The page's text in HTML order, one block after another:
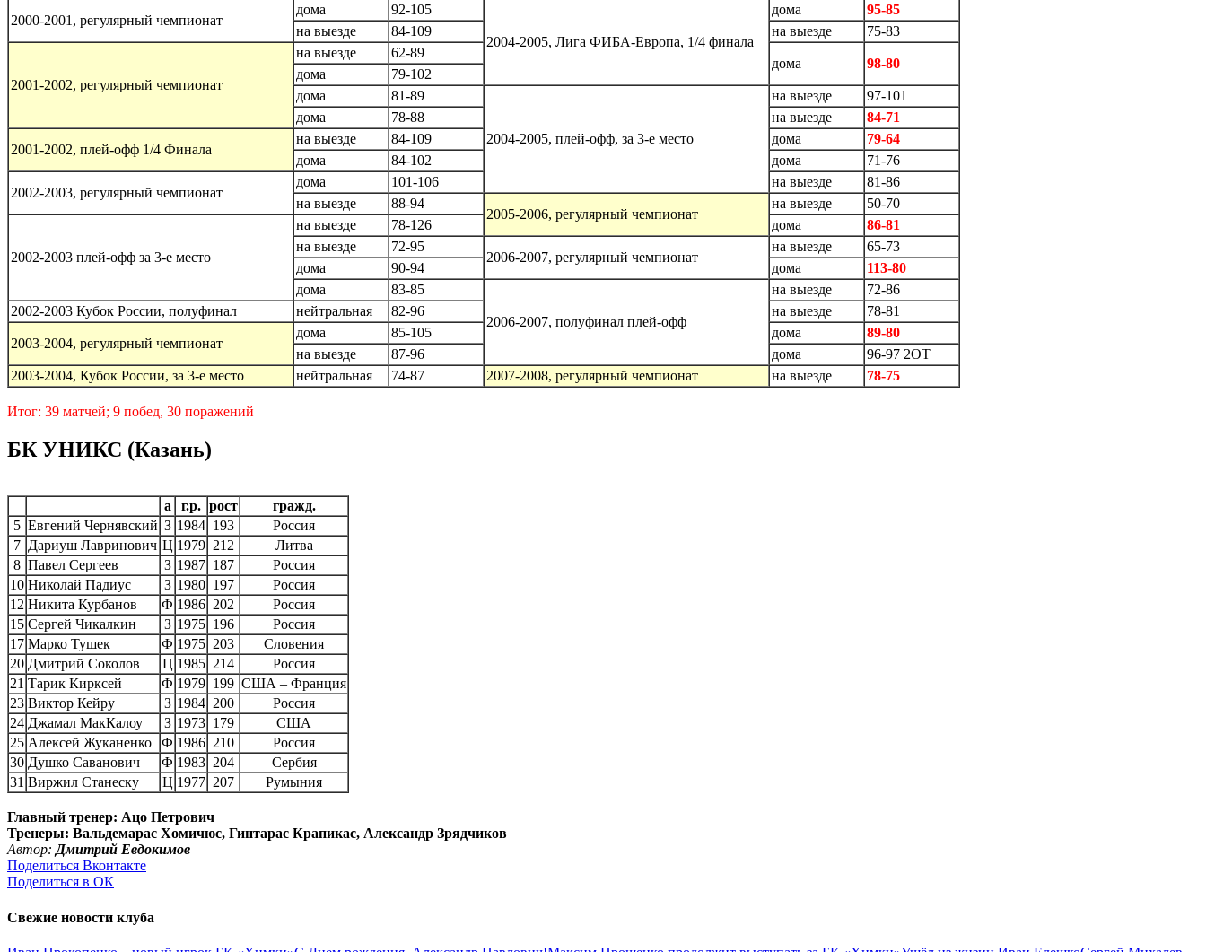
2000-2001, регулярный чемпионат
дома 92-105
2004-2005, Лига ФИБА-Европа, 1/4 финала
дома
95-85
на выезде
84-109 на выезде 75-83
2001-2002, регулярный чемпионат
на выезде 62-89
дома 98-80
дома
79-102
дома
81-89
2004-2005, плей-офф, за 3-е место
на выезде
97-101
дома
78-88 на выезде 84-71
2001-2002, плей-офф 1/4 Финала
на выезде 84-109 дома
79-64
дома
84-102 дома 71-76
2002-2003, регулярный чемпионат
дома 101-106 на выезде
81-86
на выезде
88-94
2005-2006, регулярный чемпионат
на выезде 50-70
2002-2003 плей-офф за 3-е место
на выезде 78-126 дома
86-81
на выезде
72-95
2006-2007, регулярный чемпионат
на выезде
65-73
дома
90-94 дома
113-80
дома
83-85
2006-2007, полуфинал плей-офф
на выезде
72-86
2002-2003 Кубок России, полуфинал
нейтральная 82-96 на выезде 78-81
2003-2004, регулярный чемпионат
дома 85-105 дома
89-80
на выезде
87-96 дома
96-97 2ОТ
2003-2004, Кубок России, за 3-е место
нейтральная 74-87 2007-2008, регулярный чемпионат на выезде 78-75
Итог: 39 матчей; 9 побед, 30 поражений
БК УНИКС (Казань)
а г.р. рост
гражд.
5 Евгений Чернявский З 1984 193
Россия
7 Дариуш Лавринович Ц 1979 212
Литва
8 Павел Сергеев З 1987 187
Россия
10 Николай Падиус З 1980 197
Россия
12 Никита Курбанов Ф 1986 202
Россия
15 Сергей Чикалкин З 1975 196
Россия
17 Марко Тушек Ф 1975 203
Словения
20 Дмитрий Соколов Ц 1985 214
Россия
21 Тарик Кирксей Ф 1979 199 США – Франция
23 Виктор Кейру З 1984 200
Россия
24 Джамал МакКалоу З 1973 179
США
25 Алексей Жуканенко Ф 1986 210
Россия
30 Душко Саванович Ф 1983 204
Сербия
31 Виржил Станеску Ц 1977 207 Румыния
Главный тренер: Ацо Петрович
Тренеры: Вальдемарас Хомичюс, Гинтарас Крапикас, Александр Зрядчиков
Автор:Дмитрий Евдокимов
Поделиться Вконтакте
Поделиться в ОК
Свежие новости клуба